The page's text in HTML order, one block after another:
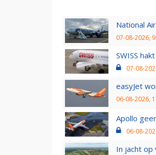
National
07-08-2026,
SWISS
07-08-
easyJet
06-08-2026,
Apollo
06-08-
In jacht op